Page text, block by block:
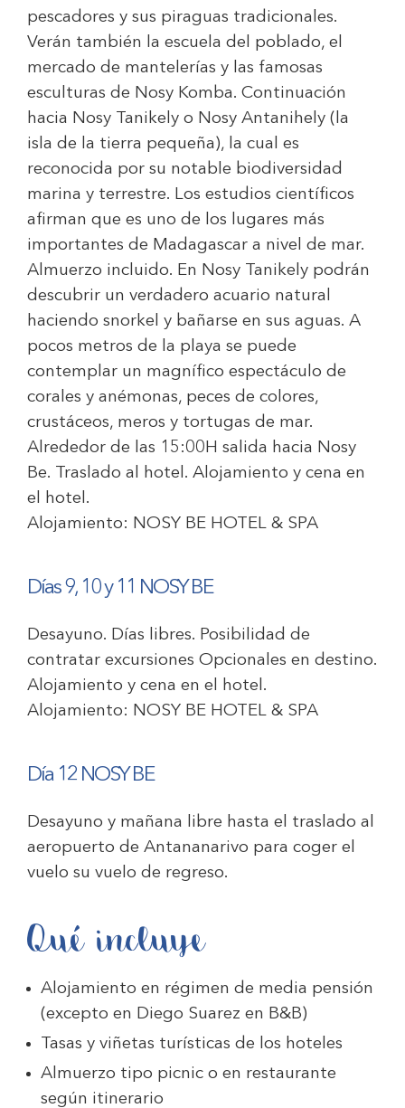
pescadores y sus piraguas tradicionales.
Verán también la escuela del poblado, el
mercado de mantelerías y las famosas
esculturas de Nosy Komba. Continuación
hacia Nosy Tanikely o Nosy Antanihely (la
isla de la tierra pequeña), la cual es
reconocida por su notable biodiversidad
marina y terrestre. Los estudios científicos
afirman que es uno de los lugares más
importantes de Madagascar a nivel de mar.
Almuerzo incluido. En Nosy Tanikely podrán
descubrir un verdadero acuario natural
haciendo snorkel y bañarse en sus aguas. A
pocos metros de la playa se puede
contemplar un magnífico espectáculo de
corales y anémonas, peces de colores,
crustáceos, meros y tortugas de mar.
Alrededor de las 15:00H salida hacia Nosy
Be. Traslado al hotel. Alojamiento y cena en
el hotel.
Alojamiento: NOSY BE HOTEL & SPA
Días 9, 10 y 11 NOSY BE
Desayuno. Días libres. Posibilidad de
contratar excursiones Opcionales en destino.
Alojamiento y cena en el hotel.
Alojamiento: NOSY BE HOTEL & SPA
Día 12 NOSY BE
Desayuno y mañana libre hasta el traslado al
aeropuerto de Antananarivo para coger el
vuelo su vuelo de regreso.
Qué incluye
Alojamiento en régimen de media pensión
(excepto en Diego Suarez en B&B)
Tasas y viñetas turísticas de los hoteles
Almuerzo tipo picnic o en restaurante
según itinerario